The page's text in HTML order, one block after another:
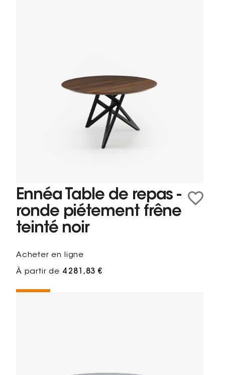
Ennéa Table de repas -
ronde piétement frêne
teinté noir
Acheter en ligne
À partir de 4 281,83 €